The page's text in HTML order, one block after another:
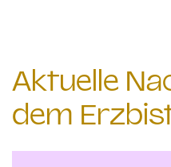
Aktuelle
dem